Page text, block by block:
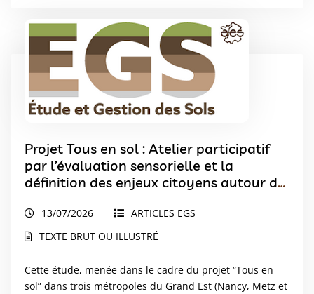
Projet Tous en sol : Atelier participatif
par l’évaluation sensorielle et la
définition des enjeux citoyens autour de
métropoles du Grand Est
13/07/2026
ARTICLES EGS
TEXTE BRUT OU ILLUSTRÉ
Cette étude, menée dans le cadre du projet “Tous en
sol” dans trois métropoles du Grand Est (Nancy, Metz et